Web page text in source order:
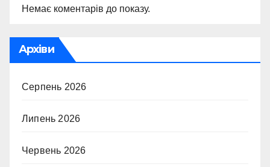
Немає коментарів до показу.
Архіви
Серпень 2026
Липень 2026
Червень 2026